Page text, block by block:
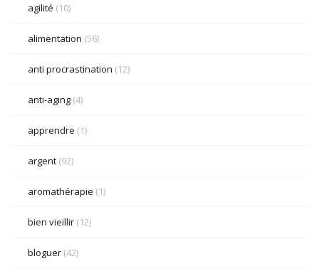
agilité (10)
alimentation (56)
anti procrastination (12)
anti-aging (4)
apprendre (1)
argent (92)
aromathérapie (1)
bien vieillir (12)
bloguer (42)